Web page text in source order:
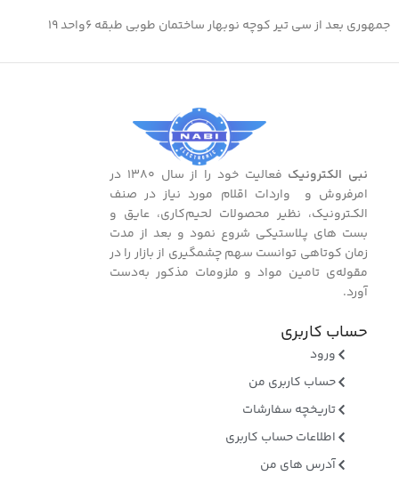
جمهوری بعد از سی تیر کوچه نوبهار ساختمان طوبی طبقه ۶واحد ۱۹
نبی الکترونیک
فعالیت خود را از سال ۱۳۸۰ در
امرفروش و واردات اقلام مورد نیاز در صنف
الکـترونیک، نظیر محصولات لحیم‌کاری، عایق و
بست ‌های پـلاستیکی شروع نمود و بعد از مدت
زمان کوتاهی توانست سهم چشمگیری از بازار را در
مقوله‌ی تامین مواد و ملزومات مذکور به‌دست
آورد.
حساب کاربری
ورود
حساب کاربری من
تاریخچه سفارشات
اطلاعات حساب کاربری
آدرس های من